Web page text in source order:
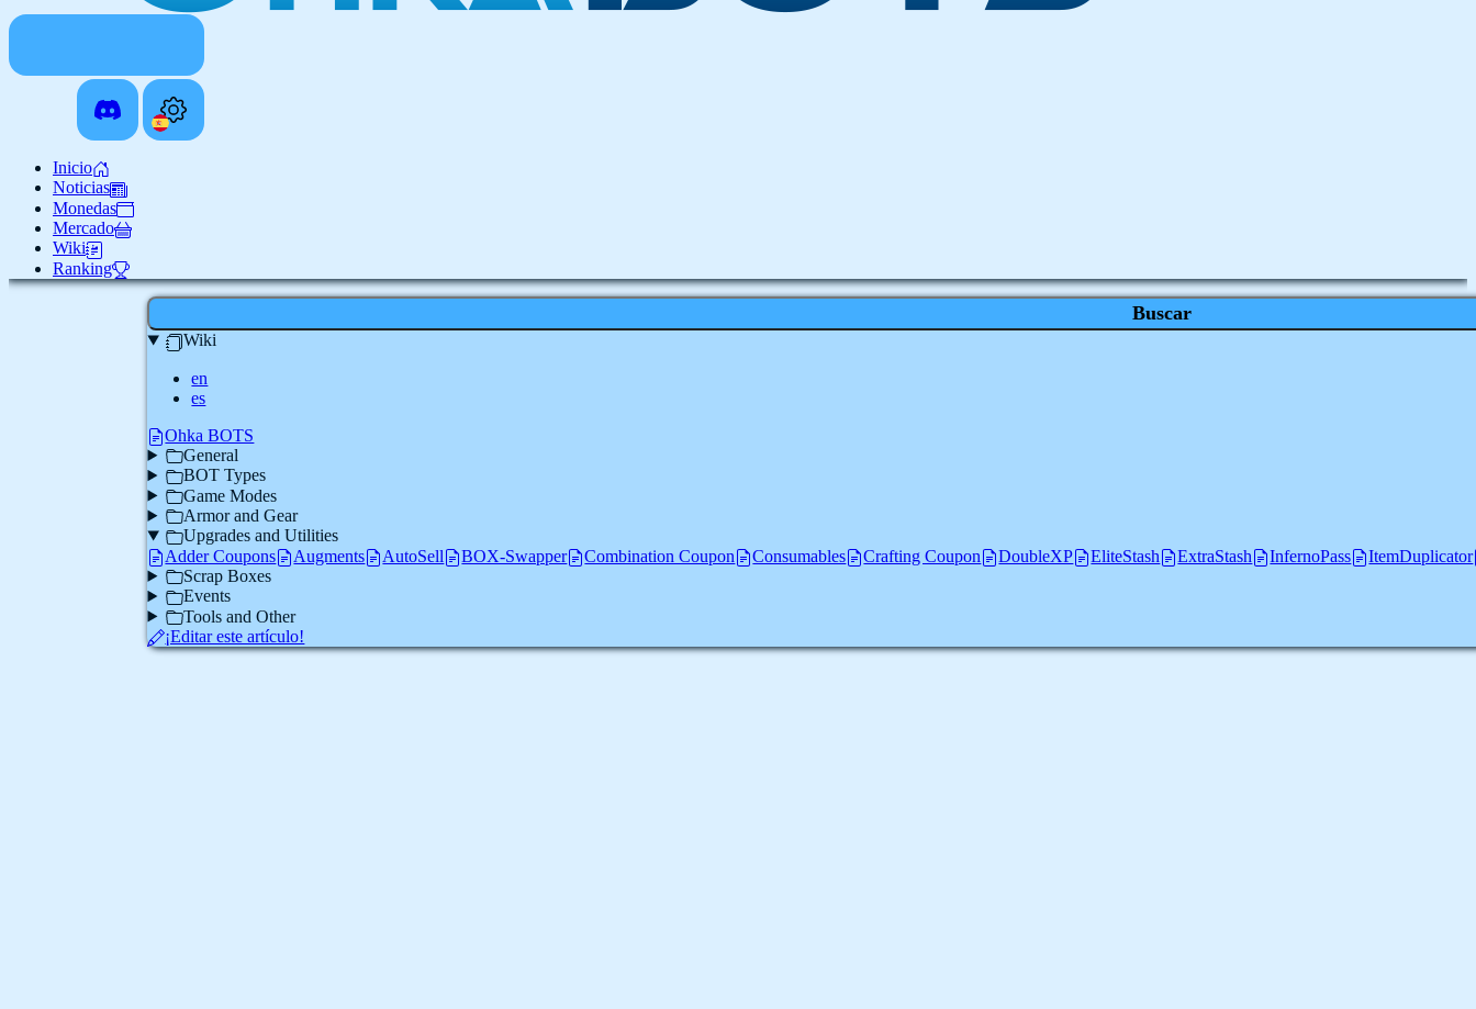
Inicio
Noticias
Monedas
Mercado
Wiki
Ranking
Buscar
Wiki
en
es
Ohka BOTS
General
BOT Types
Game Modes
Armor and Gear
Upgrades and Utilities
Adder Coupons
Augments AutoSell BOX-Swapper Combination Coupon Consumables Crafting Coupon DoubleXP EliteStash ExtraStash InfernoPass
ItemDuplicator
Scrap Boxes
Events
Tools and Other
¡Editar este artículo!